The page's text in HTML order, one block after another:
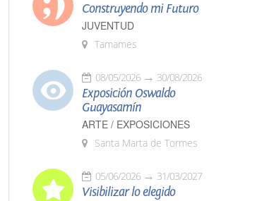
Construyendo mi Futuro
JUVENTUD
Tamames
08/05/2026 30/08/2026
Exposición Oswaldo
Guayasamín
ARTE / EXPOSICIONES
Santa Marta de Tormes
05/06/2026 31/03/2027
Visibilizar lo elegido